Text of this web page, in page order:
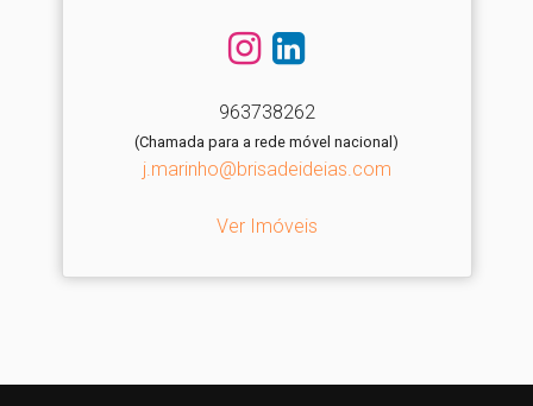
963738262
(Chamada para a rede móvel nacional)
j.marinho@brisadeideias.com
Ver Imóveis